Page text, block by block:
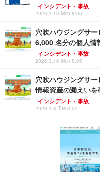
インシデント・事故
2026.3.16 Mon 8:05
穴吹ハウジングサ
6,000 名分の個人情
インシデント・事故
2026.3.16 Mon 8:05
穴吹ハウジングサ
情報資産の漏えいを
インシデント・事故
2026.3.3 Tue 8:05